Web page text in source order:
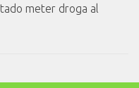
meter droga al